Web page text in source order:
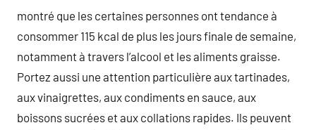
montré que les certaines personnes ont tendance à
consommer 115 kcal de plus les jours finale de semaine,
notamment à travers l’alcool et les aliments graisse.
Portez aussi une attention particulière aux tartinades,
aux vinaigrettes, aux condiments en sauce, aux
boissons sucrées et aux collations rapides. Ils peuvent